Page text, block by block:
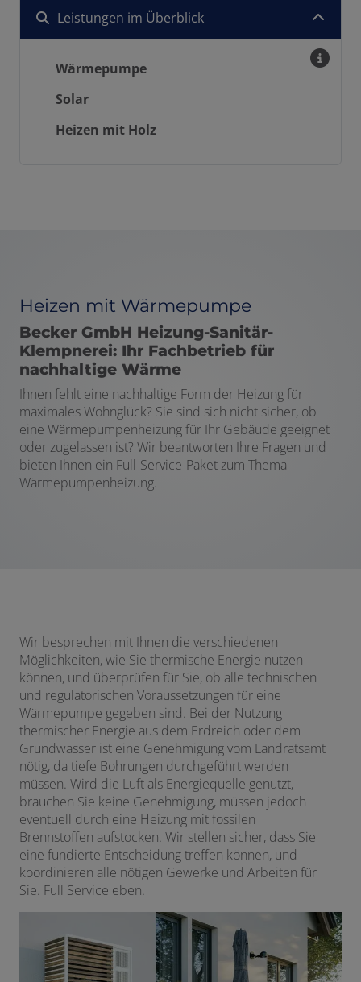
Leistungen im Überblick
Wärmepumpe
Solar
Heizen mit Holz
Heizen mit Wärmepumpe
Becker GmbH Heizung-Sanitär-
Klempnerei: Ihr Fachbetrieb für
nachhaltige Wärme
Ihnen fehlt eine nachhaltige Form der Heizung für
maximales Wohnglück? Sie sind sich nicht sicher, ob
eine Wärmepumpenheizung für Ihr Gebäude geeignet
oder zugelassen ist? Wir beantworten Ihre Fragen und
bieten Ihnen ein Full-Service-Paket zum Thema
Wärmepumpenheizung.
Wir besprechen mit Ihnen die verschiedenen
Möglichkeiten, wie Sie thermische Energie nutzen
können, und überprüfen für Sie, ob alle technischen
und regulatorischen Voraussetzungen für eine
Wärmepumpe gegeben sind. Bei der Nutzung
thermischer Energie aus dem Erdreich oder dem
Grundwasser ist eine Genehmigung vom Landratsamt
nötig, da tiefe Bohrungen durchgeführt werden
müssen. Wird die Luft als Energiequelle genutzt,
brauchen Sie keine Genehmigung, müssen jedoch
eventuell durch eine Heizung mit fossilen
Brennstoffen aufstocken. Wir stellen sicher, dass Sie
eine fundierte Entscheidung treffen können, und
koordinieren alle nötigen Gewerke und Arbeiten für
Sie. Full Service eben.